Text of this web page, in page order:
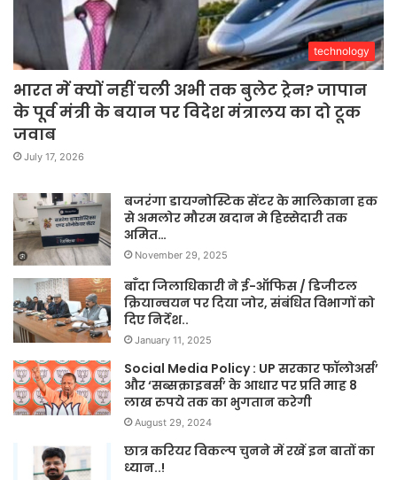
technology
भारत में क्यों नहीं चली अभी तक बुलेट ट्रेन? जापान
के पूर्व मंत्री के बयान पर विदेश मंत्रालय का दो टूक
जवाब
July 17, 2026
बजरंगा डायग्नोस्टिक सेंटर के मालिकाना हक
से अमलोर मौरम खदान मे हिस्सेदारी तक
अमित…
November 29, 2025
बाँदा जिलाधिकारी ने ई-ऑफिस / डिजीटल
क्रियान्वयन पर दिया जोर, संबंधित विभागों को
दिए निर्देश..
January 11, 2025
Social Media Policy : UP सरकार फॉलोअर्स’
और ‘सब्सक्राइबर्स’ के आधार पर प्रति माह 8
लाख रुपये तक का भुगतान करेगी
August 29, 2024
छात्र करियर विकल्प चुनने में रखें इन बातों का
ध्यान..!